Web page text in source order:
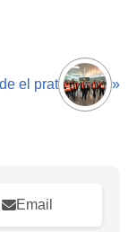
el prat »
Email